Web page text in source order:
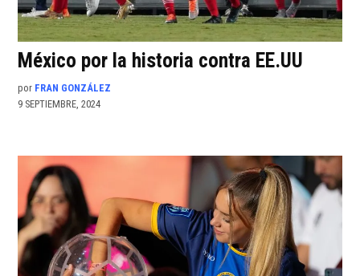
México por la historia contra EE.UU
por FRAN GONZÁLEZ
9 SEPTIEMBRE, 2024